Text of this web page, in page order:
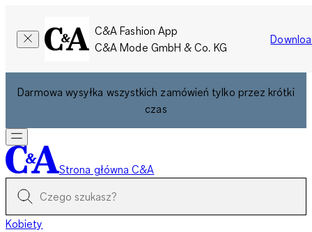
C&A Fashion App
C&A Mode GmbH & Co. KG
Darmowa wysyłka wszystkich zamówień tylko przez krótki
czas
Strona główna C&A
Kobiety